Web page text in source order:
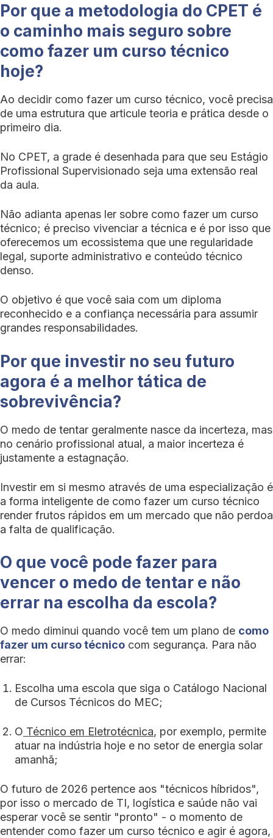
Por que a metodologia do CPET é
o caminho mais seguro sobre
como fazer um curso técnico
hoje?
Ao decidir como fazer um curso técnico, você precisa
de uma estrutura que articule teoria e prática desde o
primeiro dia.
No CPET, a grade é desenhada para que seu Estágio
Profissional Supervisionado seja uma extensão real
da aula.
Não adianta apenas ler sobre como fazer um curso
técnico; é preciso vivenciar a técnica e é por isso que
oferecemos um ecossistema que une regularidade
legal, suporte administrativo e conteúdo técnico
denso.
O objetivo é que você saia com um diploma
reconhecido e a confiança necessária para assumir
grandes responsabilidades.
Por que investir no seu futuro
agora é a melhor tática de
sobrevivência?
O medo de tentar geralmente nasce da incerteza, mas
no cenário profissional atual, a maior incerteza é
justamente a estagnação.
Investir em si mesmo através de uma especialização é
a forma inteligente de como fazer um curso técnico
render frutos rápidos em um mercado que não perdoa
a falta de qualificação.
O que você pode fazer para
vencer o medo de tentar e não
errar na escolha da escola?
O medo diminui quando você tem um plano de como
fazer um curso técnico com segurança. Para não
errar:
Escolha uma escola que siga o Catálogo Nacional
de Cursos Técnicos do MEC;
O Técnico em Eletrotécnica, por exemplo, permite
atuar na indústria hoje e no setor de energia solar
amanhã;
O futuro de 2026 pertence aos "técnicos híbridos",
por isso o mercado de TI, logística e saúde não vai
esperar você se sentir "pronto" - o momento de
entender como fazer um curso técnico e agir é agora,